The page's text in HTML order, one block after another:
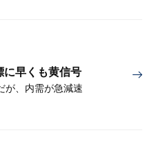
に早くも黄信号
が、内需が急減速